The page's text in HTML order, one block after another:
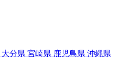
大分県 宮崎県 鹿児島県 沖縄県